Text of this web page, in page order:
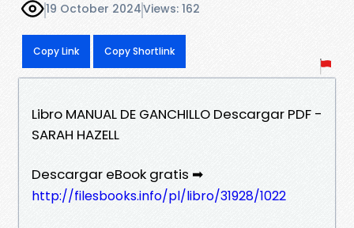
19 October 2024Views: 162
Copy Link Copy Shortlink
Libro MANUAL DE GANCHILLO Descargar PDF -
SARAH HAZELL
Descargar eBook gratis ➡
http://filesbooks.info/pl/libro/31928/1022